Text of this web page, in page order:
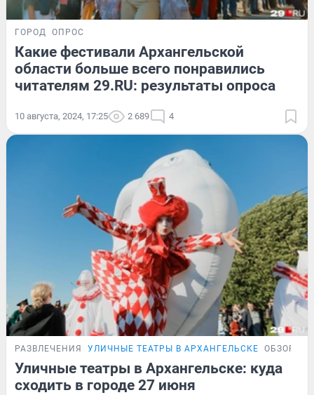
ГОРОД ОПРОС
Какие фестивали Архангельской
области больше всего понравились
читателям 29.RU: результаты опроса
10 августа, 2024, 17:25 2 689 4
РАЗВЛЕЧЕНИЯ УЛИЧНЫЕ ТЕАТРЫ В АРХАНГЕЛЬСКЕ ОБЗОР
Уличные театры в Архангельске: куда
сходить в городе 27 июня